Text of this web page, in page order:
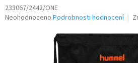
233067/2442/ONE
Průměrné
Neohodnoceno Podrobnosti hodnocení